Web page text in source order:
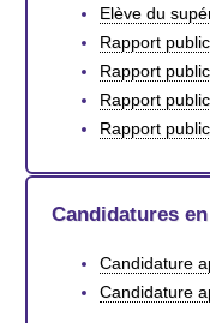
Elève du
Rapport
Rapport
Rapport
Rapport
Candidatures
Candidature
Candidature